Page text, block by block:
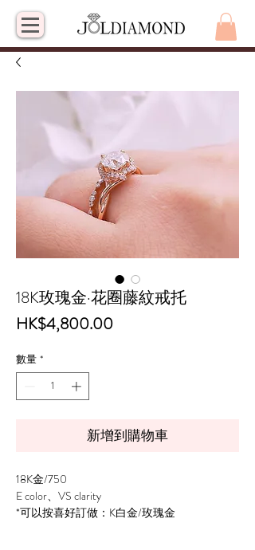
18K玫瑰金·花圈藤紋戒托
HK$4,800.00價
數量 *
新增到購物車
18K金/750
E color、VS clarity
*可以按喜好訂做：K白金/玫瑰金